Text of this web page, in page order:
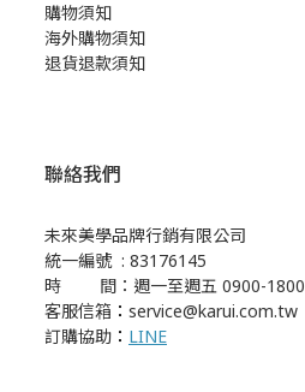
購物須知
海外購物須知
退貨退款須知
聯絡我們
未來美學品牌行銷有限公司
統一編號 : 83176145
時 間：週一至週五 0900-1800
客服信箱 ： service@karui.com.tw
訂購協助 ： LINE